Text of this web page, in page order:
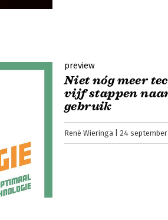
preview
Niet nóg meer
vijf stappen
gebruik
René Wieringa 24